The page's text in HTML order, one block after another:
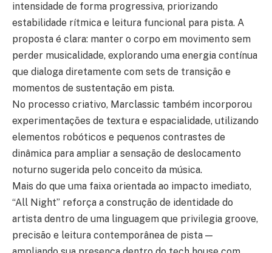
intensidade de forma progressiva, priorizando
estabilidade rítmica e leitura funcional para pista. A
proposta é clara: manter o corpo em movimento sem
perder musicalidade, explorando uma energia contínua
que dialoga diretamente com sets de transição e
momentos de sustentação em pista.
No processo criativo, Marclassic também incorporou
experimentações de textura e espacialidade, utilizando
elementos robóticos e pequenos contrastes de
dinâmica para ampliar a sensação de deslocamento
noturno sugerida pelo conceito da música.
Mais do que uma faixa orientada ao impacto imediato,
“All Night” reforça a construção de identidade do
artista dentro de uma linguagem que privilegia groove,
precisão e leitura contemporânea de pista —